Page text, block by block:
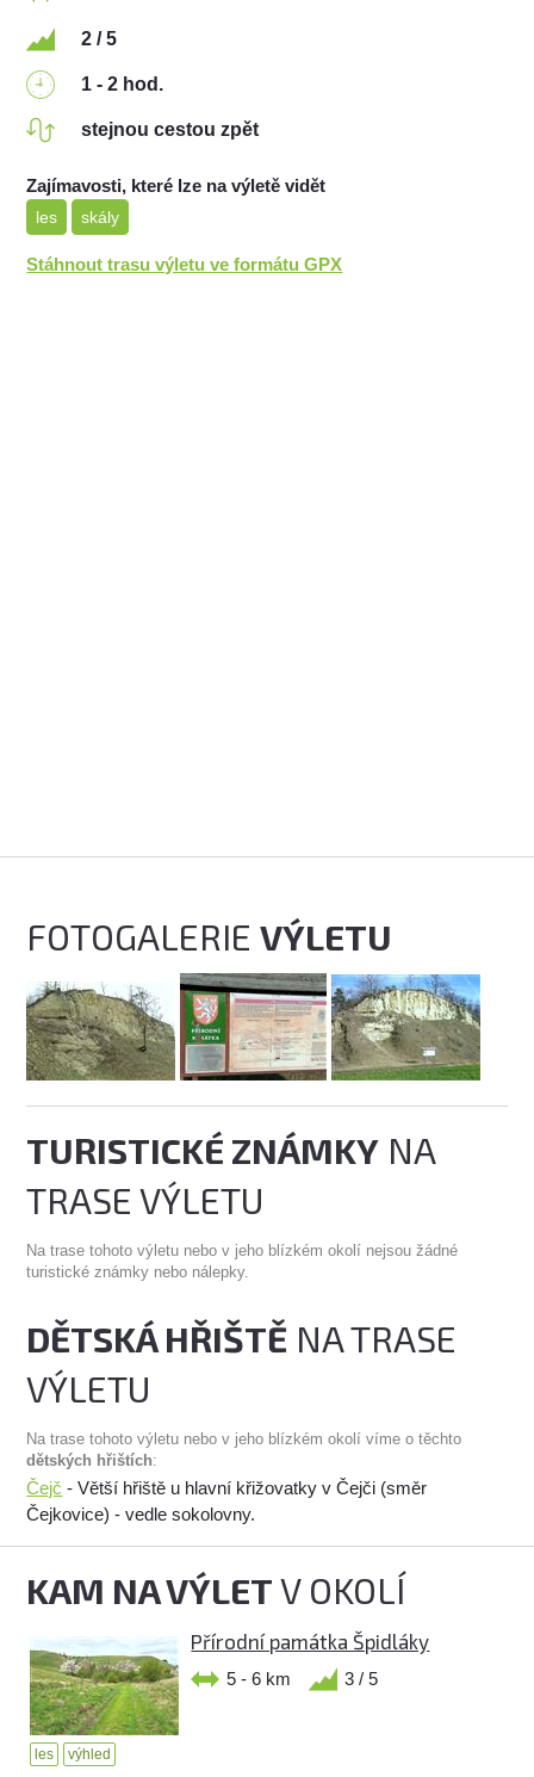
2 / 5
1 - 2 hod.
stejnou cestou zpět
Zajímavosti, které lze na výletě vidět
les skály
Stáhnout trasu výletu ve formátu GPX
FOTOGALERIEVÝLETU
TURISTICKÉ ZNÁMKY NA
TRASE VÝLETU
Na trase tohoto výletu nebo v jeho blízkém okolí nejsou žádné
turistické známky nebo nálepky.
DĚTSKÁ HŘIŠTĚ NA TRASE
VÝLETU
Na trase tohoto výletu nebo v jeho blízkém okolí víme o těchto
dětských hřištích:
Čejč - Větší hřiště u hlavní křižovatky v Čejči (směr
Čejkovice) - vedle sokolovny.
KAM NA VÝLETV OKOLÍ
Přírodní památka Špidláky
5 - 6 km 3 / 5
les výhled